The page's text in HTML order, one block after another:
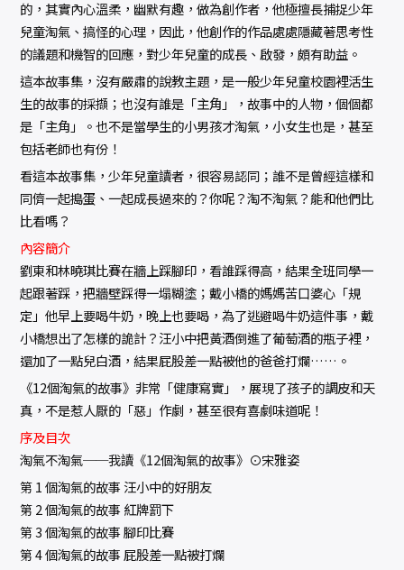
的，其實內心溫柔，幽默有趣，做為創作者，他極擅長捕捉少年
兒童淘氣、搞怪的心理，因此，他創作的作品處處隱藏著思考性
的議題和機智的回應，對少年兒童的成長、啟發，頗有助益。
這本故事集，沒有嚴肅的說教主題，是一般少年兒童校園裡活生
生的故事的採擷；也沒有誰是「主角」，故事中的人物，個個都
是「主角」。也不是當學生的小男孩才淘氣，小女生也是，甚至
包括老師也有份！
看這本故事集，少年兒童讀者，很容易認同；誰不是曾經這樣和
同儕一起搗蛋、一起成長過來的？你呢？淘不淘氣？能和他們比
比看嗎？
內容簡介
劉東和林曉琪比賽在牆上踩腳印，看誰踩得高，結果全班同學一
起跟著踩，把牆壁踩得一塌糊塗；戴小橋的媽媽苦口婆心「規
定」他早上要喝牛奶，晚上也要喝，為了逃避喝牛奶這件事，戴
小橋想出了怎樣的詭計？汪小中把黃酒倒進了葡萄酒的瓶子裡，
還加了一點兒白酒，結果屁股差一點被他的爸爸打爛……。
《12個淘氣的故事》非常「健康寫實」，展現了孩子的調皮和天
真，不是惹人厭的「惡」作劇，甚至很有喜劇味道呢！
序及目次
淘氣不淘氣──我讀《12個淘氣的故事》⊙宋雅姿
第 1 個淘氣的故事 汪小中的好朋友
第 2 個淘氣的故事 紅牌罰下
第 3 個淘氣的故事 腳印比賽
第 4 個淘氣的故事 屁股差一點被打爛